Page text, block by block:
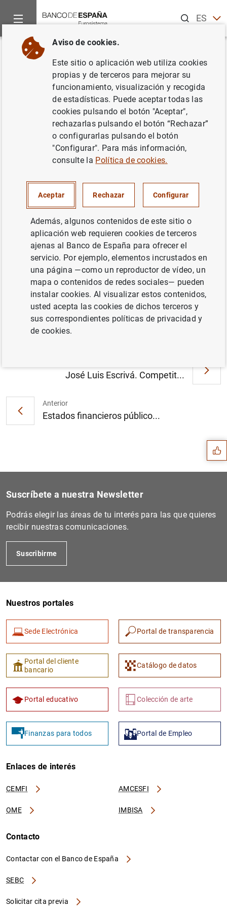
ESEN
Inicio Noticias y eventos
Volver
Deuda de las Administraciones
Públicas según el Protocolo de
Déficit Excesivo. Avance
mensual (abril de 2026)
Datos mensuales de la deuda PDE (elaborada según el
Protocolo de Déficit Excesivo) de las Administraciones
Administraciones Públicas
11.B - Administraciones Públicas. Deuda según el
Protocolo de Déficit Excesivo
Información
19 Junio 2026
Anterior
Estados financieros público...
José Luis Escrivá. Competit...
Sugerencias
Suscríbete a nuestra Newsletter
Podrás elegir las áreas de tu interés para las que quieres
recibir nuestras comunicaciones.
Suscribirme
Nuestros portales
Sede Electrónica Portal de transparencia
Portal del cliente
bancario
Catálogo de datos
Portal educativo Colección de arte
Finanzas para todos Portal de Empleo
Enlaces de interés
CEMFI AMCESFI
OME IMBISA
Contacto
Contactar con el Banco de España
SEBC
Solicitar cita previa
Aviso de cookies.
Este sitio o aplicación web utiliza cookies
propias y de terceros para mejorar su
funcionamiento, visualización y recogida
de estadísticas. Puede aceptar todas las
cookies pulsando el botón "Aceptar",
rechazarlas pulsando el botón “Rechazar”
o configurarlas pulsando el botón
"Configurar". Para más información,
consulte la Política de cookies.
Aceptar Rechazar Configurar
Además, algunos contenidos de este sitio o
aplicación web requieren cookies de terceros
ajenas al Banco de España para ofrecer el
servicio. Por ejemplo, elementos incrustados en
una página —como un reproductor de vídeo, un
mapa o contenidos de redes sociales— pueden
instalar cookies. Al visualizar estos contenidos,
usted acepta las cookies de dichos terceros y
sus correspondientes políticas de privacidad y
de cookies.